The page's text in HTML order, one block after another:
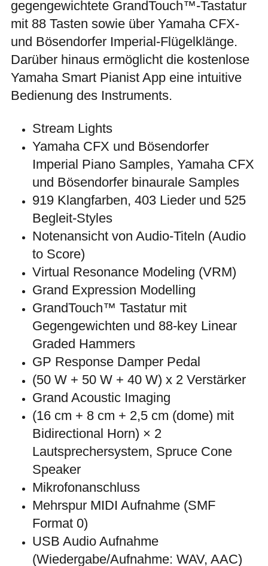
gegengewichtete GrandTouch™-Tastatur
mit 88 Tasten sowie über Yamaha CFX-
und Bösendorfer Imperial-Flügelklänge.
Darüber hinaus ermöglicht die kostenlose
Yamaha Smart Pianist App eine intuitive
Bedienung des Instruments.
Stream Lights
Yamaha CFX und Bösendorfer
Imperial Piano Samples, Yamaha CFX
und Bösendorfer binaurale Samples
919 Klangfarben, 403 Lieder und 525
Begleit-Styles
Notenansicht von Audio-Titeln (Audio
to Score)
Virtual Resonance Modeling (VRM)
Grand Expression Modelling
GrandTouch™ Tastatur mit
Gegengewichten und 88-key Linear
Graded Hammers
GP Response Damper Pedal
(50 W + 50 W + 40 W) x 2 Verstärker
Grand Acoustic Imaging
(16 cm + 8 cm + 2,5 cm (dome) mit
Bidirectional Horn) × 2
Lautsprechersystem, Spruce Cone
Speaker
Mikrofonanschluss
Mehrspur MIDI Aufnahme (SMF
Format 0)
USB Audio Aufnahme
(Wiedergabe/Aufnahme: WAV, AAC)